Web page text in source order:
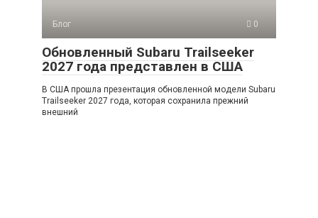
Блог 0
Обновленный Subaru Trailseeker
2027 года представлен в США
В США прошла презентация обновленной модели Subaru
Trailseeker 2027 года, которая сохранила прежний
внешний